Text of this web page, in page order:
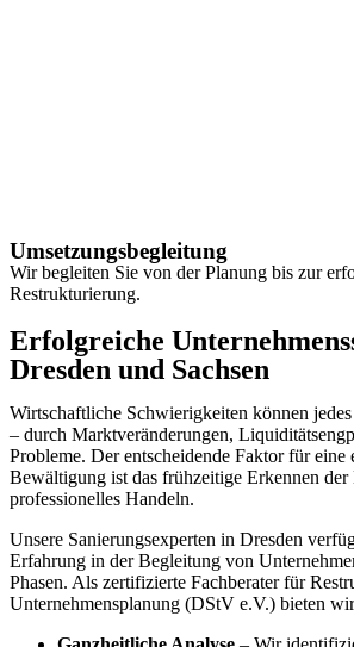
Umsetzungsbegleitung
Wir begleiten Sie von der Planung bis zur
Restrukturierung.
Erfolgreiche
Dresden und Sachsen
Wirtschaftliche Schwierigkeiten können
– durch Marktveränderungen,
Probleme. Der entscheidende Faktor für eine
Bewältigung ist das frühzeitige Erkennen der
professionelles Handeln.
Unsere Sanierungsexperten in Dresden
Erfahrung in der Begleitung von
Phasen. Als zertifizierte Fachberater für
Unternehmensplanung (DStV e.V.) bieten